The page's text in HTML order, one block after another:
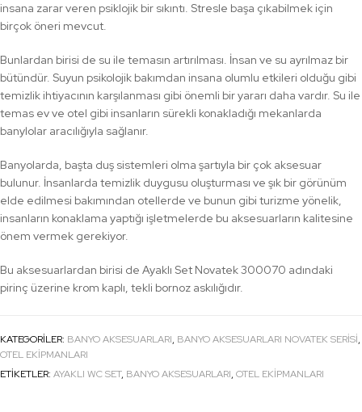
insana zarar veren psiklojik bir sıkıntı. Stresle başa çıkabilmek için
birçok öneri mevcut.
Bunlardan birisi de su ile temasın artırılması. İnsan ve su ayrılmaz bir
bütündür. Suyun psikolojik bakımdan insana olumlu etkileri olduğu gibi
temizlik ihtiyacının karşılanması gibi önemli bir yararı daha vardır. Su ile
temas ev ve otel gibi insanların sürekli konakladığı mekanlarda
banylolar aracılığıyla sağlanır.
Banyolarda, başta duş sistemleri olma şartıyla bir çok aksesuar
bulunur. İnsanlarda temizlik duygusu oluşturması ve şık bir görünüm
elde edilmesi bakımından otellerde ve bunun gibi turizme yönelik,
insanların konaklama yaptığı işletmelerde bu aksesuarların kalitesine
önem vermek gerekiyor.
Bu aksesuarlardan birisi de Ayaklı Set Novatek 300070 adındaki
pirinç üzerine krom kaplı, tekli bornoz askılığıdır.
KATEGORILER: BANYO AKSESUARLARI, BANYO AKSESUARLARI NOVATEK SERISI,
OTEL EKIPMANLARI
ETIKETLER: AYAKLI WC SET, BANYO AKSESUARLARI, OTEL EKİPMANLARI